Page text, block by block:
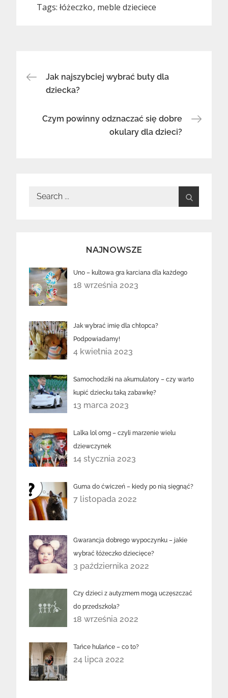
Tags:łóżeczko meble dzieciece
Nawigacja
wpisu
Jak najszybciej wybrać buty dla
dziecka?
Czym powinny odznaczać się dobre
okulary dla dzieci?
Search
NAJNOWSZE
Uno – kultowa gra karciana dla każdego
18 września 2023
Jak wybrać imię dla chłopca?
Podpowiadamy!
4 kwietnia 2023
Samochodziki na akumulatory – czy warto
kupić dziecku taką zabawkę?
13 marca 2023
Lalka lol omg – czyli marzenie wielu
dziewczynek
14 stycznia 2023
Guma do ćwiczeń – kiedy po nią sięgnąć?
7 listopada 2022
Gwarancja dobrego wypoczynku – jakie
wybrać łóżeczko dziecięce?
3 października 2022
Czy dzieci z autyzmem mogą uczęszczać
do przedszkola?
18 września 2022
Tańce hulańce – co to?
24 lipca 2022